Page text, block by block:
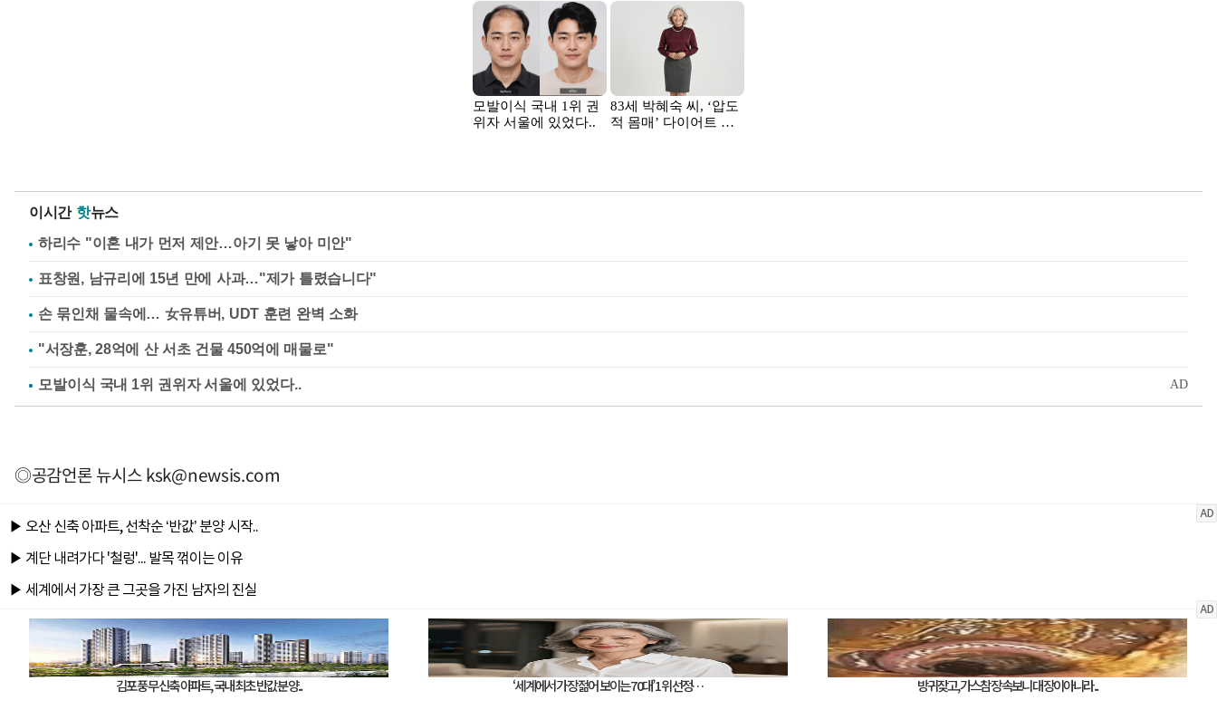
이시간 핫뉴스
하리수 "이혼 내가 먼저 제안…아기 못 낳아 미안"
표창원, 남규리에 15년 만에 사과…"제가 틀렸습니다"
손 묶인채 물속에… 女유튜버, UDT 훈련 완벽 소화
"서장훈, 28억에 산 서초 건물 450억에 매물로"
◎공감언론 뉴시스ksk@newsis.com